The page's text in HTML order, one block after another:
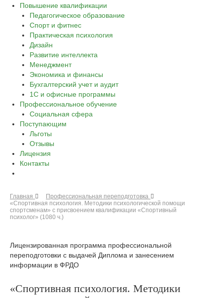
Повышение квалификации
Педагогическое образование
Спорт и фитнес
Практическая психология
Дизайн
Развитие интеллекта
Менеджмент
Экономика и финансы
Бухгалтерский учет и аудит
1С и офисные программы
Профессиональное обучение
Социальная сфера
Поступающим
Льготы
Отзывы
Лицензия
Контакты
Главная
Профессиональная переподготовка
«Спортивная психология. Методики психологической помощи
спортсменам» с присвоением квалификации «Спортивный
психолог» (1080 ч.)
Лицензированная программа профессиональной
переподготовки с выдачей Диплома и занесением
информации в ФРДО
«Спортивная психология. Методики